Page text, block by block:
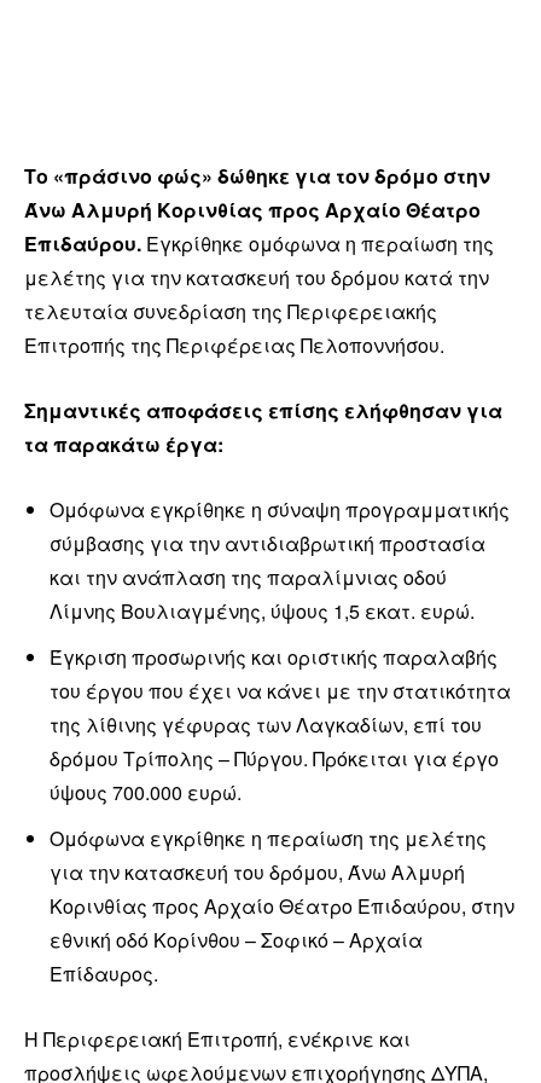
Το «πράσινο φώς» δώθηκε για τον δρόμο στην
Άνω Αλμυρή Κορινθίας προς Αρχαίο Θέατρο
Επιδαύρου. Εγκρίθηκε ομόφωνα η περαίωση της
μελέτης για την κατασκευή του δρόμου κατά την
τελευταία συνεδρίαση της Περιφερειακής
Επιτροπής της Περιφέρειας Πελοποννήσου.
Σημαντικές αποφάσεις επίσης ελήφθησαν για
τα παρακάτω έργα:
Ομόφωνα εγκρίθηκε η σύναψη προγραμματικής
σύμβασης για την αντιδιαβρωτική προστασία
και την ανάπλαση της παραλίμνιας οδού
Λίμνης Βουλιαγμένης, ύψους 1,5 εκατ. ευρώ.
Έγκριση προσωρινής και οριστικής παραλαβής
του έργου που έχει να κάνει με την στατικότητα
της λίθινης γέφυρας των Λαγκαδίων, επί του
δρόμου Τρίπολης – Πύργου. Πρόκειται για έργο
ύψους 700.000 ευρώ.
Ομόφωνα εγκρίθηκε η περαίωση της μελέτης
για την κατασκευή του δρόμου, Άνω Αλμυρή
Κορινθίας προς Αρχαίο Θέατρο Επιδαύρου, στην
εθνική οδό Κορίνθου – Σοφικό – Αρχαία
Επίδαυρος.
Η Περιφερειακή Επιτροπή, ενέκρινε και
προσλήψεις ωφελούμενων επιχορήγησης ΔΥΠΑ,